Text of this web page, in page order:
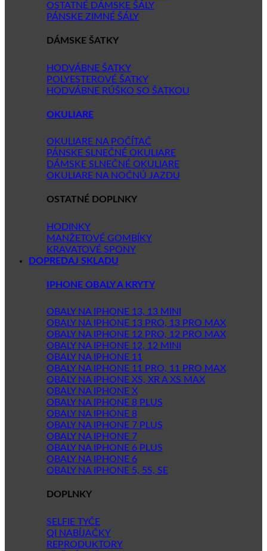
OSTATNÉ DÁMSKE ŠÁLY
PÁNSKE ZIMNÉ ŠÁLY
DÁMSKE ŠATKY
HODVÁBNE ŠATKY
POLYESTEROVÉ ŠATKY
HODVÁBNE RÚŠKO SO ŠATKOU
OKULIARE
OKULIARE NA POČÍTAČ
PÁNSKE SLNEČNÉ OKULIARE
DÁMSKE SLNEČNÉ OKULIARE
OKULIARE NA NOČNÚ JAZDU
OSTATNÉ DOPLNKY
HODINKY
MANŽETOVÉ GOMBÍKY
KRAVATOVÉ SPONY
DOPREDAJ SKLADU
IPHONE OBALY A KRYTY
OBALY NA IPHONE 13, 13 MINI
OBALY NA IPHONE 13 PRO, 13 PRO MAX
OBALY NA IPHONE 12 PRO, 12 PRO MAX
OBALY NA IPHONE 12, 12 MINI
OBALY NA IPHONE 11
OBALY NA IPHONE 11 PRO, 11 PRO MAX
OBALY NA IPHONE XS, XR A XS MAX
OBALY NA IPHONE X
OBALY NA IPHONE 8 PLUS
OBALY NA IPHONE 8
OBALY NA IPHONE 7 PLUS
OBALY NA IPHONE 7
OBALY NA IPHONE 6 PLUS
OBALY NA IPHONE 6
OBALY NA IPHONE 5, 5S, SE
DOPLNKY
SELFIE TYČE
QI NABÍJAČKY
REPRODUKTORY